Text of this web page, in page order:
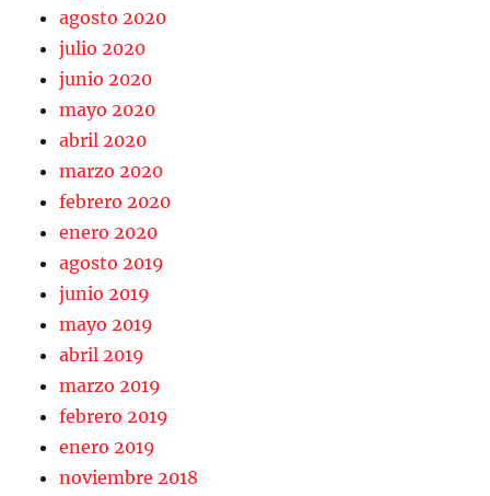
agosto 2020
julio 2020
junio 2020
mayo 2020
abril 2020
marzo 2020
febrero 2020
enero 2020
agosto 2019
junio 2019
mayo 2019
abril 2019
marzo 2019
febrero 2019
enero 2019
noviembre 2018